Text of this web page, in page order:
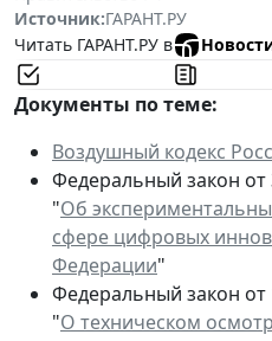
Источник:ГАРАНТ.РУ
Читать ГАРАНТ.РУ в
Документы по теме:
Воздушный кодекс
Федеральный закон
"Об
сфере цифровых
Федерации"
Федеральный закон
"О техническом